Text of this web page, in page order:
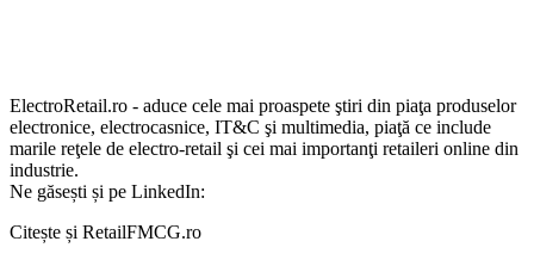
ElectroRetail.ro - aduce cele mai proaspete ştiri din piaţa produselor
electronice, electrocasnice, IT&C şi multimedia, piaţă ce include
marile reţele de electro-retail şi cei mai importanţi retaileri online din
industrie.
Ne găsești și pe LinkedIn:
Citește și RetailFMCG.ro